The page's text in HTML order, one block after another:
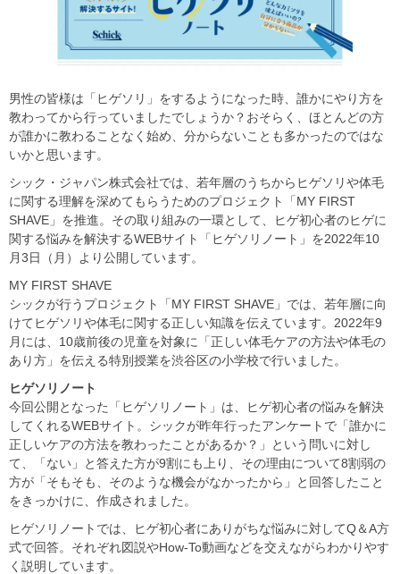
男性の皆様は「ヒゲソリ」をするようになった時、誰かにやり方を
教わってから行っていましたでしょうか？おそらく、ほとんどの方
が誰かに教わることなく始め、分からないことも多かったのではな
いかと思います。
シック・ジャパン株式会社では、若年層のうちからヒゲソリや体毛
に関する理解を深めてもらうためのプロジェクト「MY FIRST
SHAVE」を推進。その取り組みの一環として、ヒゲ初心者のヒゲに
関する悩みを解決するWEBサイト「ヒゲソリノート」を2022年10
月3日（月）より公開しています。
MY FIRST SHAVE
シックが行うプロジェクト「MY FIRST SHAVE」では、若年層に向
けてヒゲソリや体毛に関する正しい知識を伝えています。2022年9
月には、10歳前後の児童を対象に「正しい体毛ケアの方法や体毛の
あり方」を伝える特別授業を渋谷区の小学校で行いました。
ヒゲソリノート
今回公開となった「ヒゲソリノート」は、ヒゲ初心者の悩みを解決
してくれるWEBサイト。シックが昨年行ったアンケートで「誰かに
正しいケアの方法を教わったことがあるか？」という問いに対し
て、「ない」と答えた方が9割にも上り、その理由について8割弱の
方が「そもそも、そのような機会がなかったから」と回答したこと
をきっかけに、作成されました。
ヒゲソリノートでは、ヒゲ初心者にありがちな悩みに対してQ＆A方
式で回答。それぞれ図説やHow-To動画などを交えながらわかりやす
く説明しています。